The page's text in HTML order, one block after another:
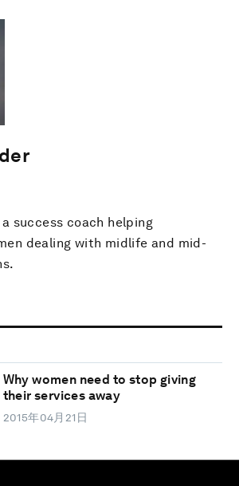
success coach helping
dealing with midlife and mid-
Why women need to stop giving
their services away
2015年04月21日